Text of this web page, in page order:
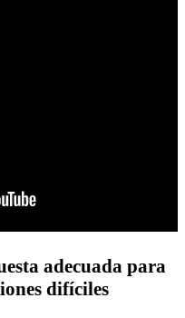
adecuada para
difíciles